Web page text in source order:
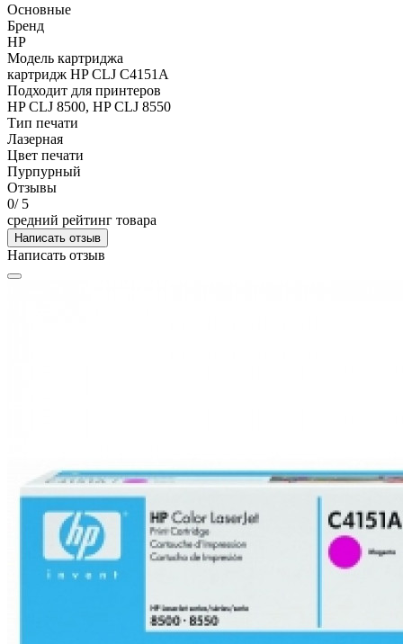
Основные
Бренд
HP
Модель картриджа
картридж HP CLJ С4151A
Подходит для принтеров
HP CLJ 8500, HP CLJ 8550
Тип печати
Лазерная
Цвет печати
Пурпурный
Отзывы
0/ 5
средний рейтинг товара
Написать отзыв
Написать отзыв